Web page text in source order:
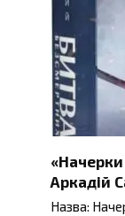
Аркадій
Назва: